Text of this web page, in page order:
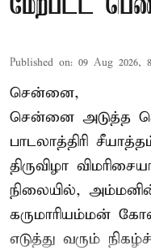
மேற்பட்ட
Published on: 09 Aug 2026,
சென்னை,
சென்னை அடுத்த
பாடலாத்திரி
திருவிழா
நிலையில்,
கருமாரியம்மன்
எடுத்து வரும்